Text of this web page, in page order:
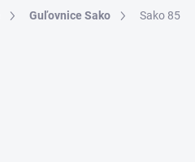
Guľovnice Sako Sako 85